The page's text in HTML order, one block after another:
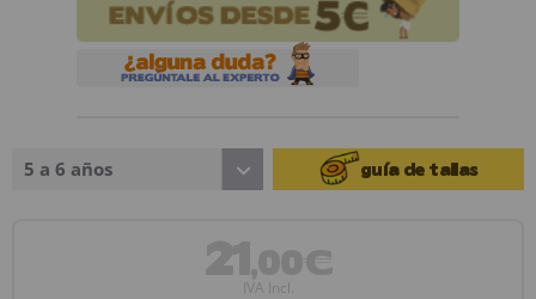
5 a 6 años guía de tallas
21,00€
IVA Incl.